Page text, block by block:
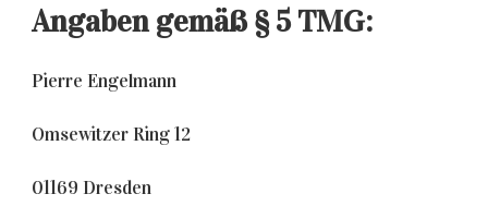
Angaben gemäß § 5 TMG:
Pierre Engelmann
Omsewitzer Ring 12
01169 Dresden